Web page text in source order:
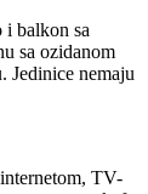
i balkon sa
sa ozidanom
Jedinice nemaju
TV-